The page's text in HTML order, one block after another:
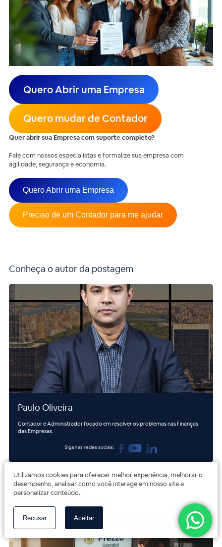
Utilizamos cookies para oferecer melhor experiência, melhorar o
desempenho, analisar como você interage em nosso site e
personalizar conteúdo.
Recusar Aceitar
Quero Abrir uma Empresa
Quero mudar de Contador
Quer abrir sua Empresa com suporte completo?
Fale com nossos especialistas e formalize sua empresa com
agilidade, segurança e economia.
Quero Abrir uma Empresa
Preciso de um Contador para me ajudar
Conheça o autor da postagem
Paulo Oliveira
Contador e Administrador focado em resolver os problemas nas Finanças
das Empresas.
Siga nas redes sociais:
Postagens relacionadas